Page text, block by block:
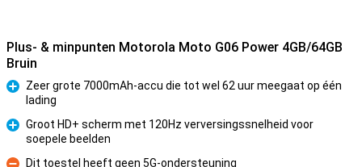
Plus- & minpunten Motorola Moto G06 Power 4GB/64GB
Bruin
Pluspunt
Zeer grote 7000mAh-accu die tot wel 62 uur meegaat op één
lading
Pluspunt
Groot HD+ scherm met 120Hz verversingssnelheid voor
soepele beelden
Dit toestel heeft geen 5G-ondersteuning